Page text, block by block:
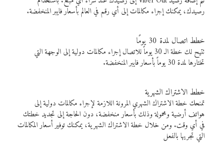
رصيدك، يمكنك إجراء مكالمات إلى أي رقم في العالم بأسعار فايبر المنخفضة.
خطط اتصال لمدة 30 يومًا
تتيح لك خطة الـ 30 يوماً للاتصال إجراء مكالمات دولية إلى الوجهة التي
تختارها لمدة 30 يوماً بأسعار فايبر المنخفضة.
خطط الاشتراك الشهرية
تمنحك خطة الاشتراك الشهري المرونة اللازمة لإجراء مكالمات دولية إلى
هواتف أرضية ومحمولة وذلك بأسعار منخفضة، دون الحاجة إلى تجديد خطتك
في أي وقت. ومن خلال خطة الاشتراك الشهرية، يمكنك توفير أسعار المكالمات
التي تجريها بالفعل